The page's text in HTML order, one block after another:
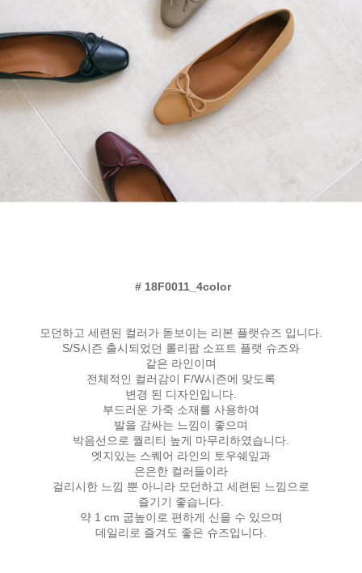
# 18F0011_4color
모던하고 세련된 컬러가 돋보이는 리본 플랫슈즈 입니다.
S/S시즌 출시되었던 롤리팝 소프트 플랫 슈즈와
같은 라인이며
전체적인 컬러감이 F/W시즌에 맞도록
변경 된 디자인입니다.
부드러운 가죽 소재를 사용하여
발을 감싸는 느낌이 좋으며
박음선으로 퀄리티 높게 마무리하였습니다.
엣지있는 스퀘어 라인의 토우쉐잎과
은은한 컬러들이라
걸리시한 느낌 뿐 아니라 모던하고 세련된 느낌으로
즐기기 좋습니다.
약 1 cm 굽높이로 편하게 신을 수 있으며
데일리로 즐겨도 좋은 슈즈입니다.